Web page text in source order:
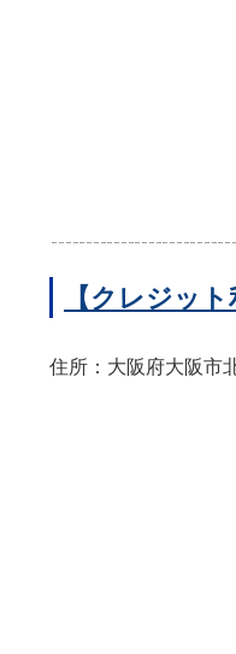
【クレジッ
住所：大阪府大阪市